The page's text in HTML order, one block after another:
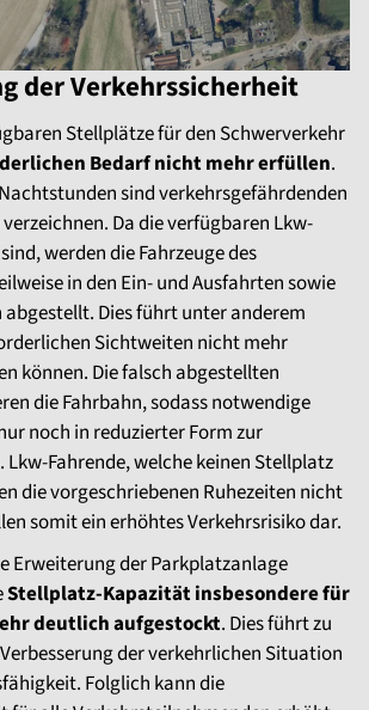
der Verkehrssicherheit
Stellplätze für den Schwerverkehr
Bedarf nicht mehr erfüllen.
sind verkehrsgefährdenden
Da die verfügbaren Lkw-
werden die Fahrzeuge des
in den Ein- und Ausfahrten sowie
abgestellt. Dies führt unter anderem
Sichtweiten nicht mehr
können. Die falsch abgestellten
die Fahrbahn, sodass notwendige
noch in reduzierter Form zur
Lkw-Fahrende, welche keinen Stellplatz
die vorgeschriebenen Ruhezeiten nicht
somit ein erhöhtes Verkehrsrisiko dar.
Erweiterung der Parkplatzanlage
Stellplatz-Kapazität insbesondere für
deutlich aufgestockt. Dies führt zu
der verkehrlichen Situation
Folglich kann die